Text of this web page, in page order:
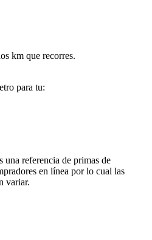
km que recorres.
para tu:
una referencia de primas de
en línea por lo cual las
variar.